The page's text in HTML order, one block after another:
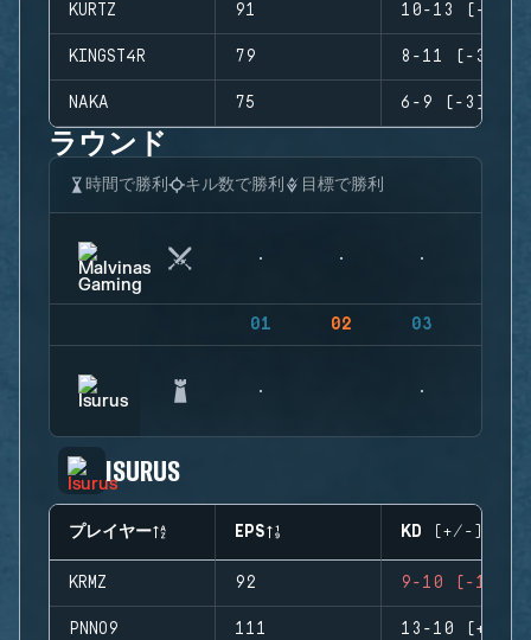
KURTZ 91 10-13 (-3)
KINGST4R 79 8-11 (-3)
NAKA 75 6-9 (-3)
ラウンド
時間で勝利 キル数で勝利 目標で勝利
01 02 03
ISURUS
プレイヤー EPS KD (+/-)
KRMZ 92 9-10 (-1)
PNNO9 111 13-10 (+3)